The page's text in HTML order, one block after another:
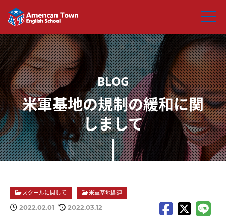
米軍基地の規制の緩和に関
しまして
スクールに関して 米軍基地関連
2022.02.01 2022.03.12